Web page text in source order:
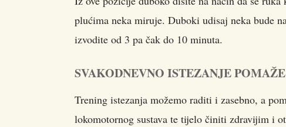
plućima neka miruje. Duboki udisaj neka bude
izvodite od 3 pa čak do 10 minuta.
SVAKODNEVNO ISTEZANJE
Trening istezanja možemo raditi i zasebno, a
lokomotornog sustava te tijelo činiti zdravijim i